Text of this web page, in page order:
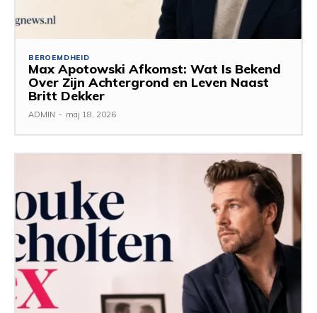
BEROEMDHEID
Max Apotowski Afkomst: Wat Is Bekend
Over Zijn Achtergrond en Leven Naast
Britt Dekker
ADMIN - maj 18, 2026